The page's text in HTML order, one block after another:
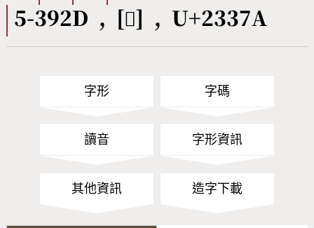
CNS查詢 Unicode查詢
5-392D , [𣍺] , U+2337A
字形 字碼
讀音 字形資訊
其他資訊 造字下載